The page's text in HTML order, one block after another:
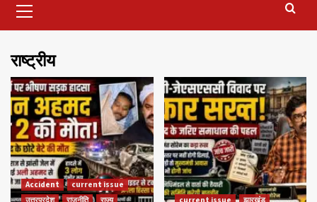
Menu
राष्ट्रीय
Accident
current issue
उत्तरप्रदेश
राजनीति
राज्य
current issue
झारखंड